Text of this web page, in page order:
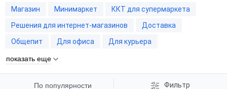
Магазин Минимаркет
ККТ для супермаркета
Решения для интернет-магазинов
Доставка
Общепит
Для офиса Для курьера
показать еще
По популярности Фильтр
По цене, по возрастанию
По цене, по убыванию